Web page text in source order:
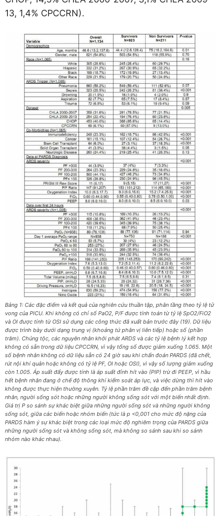
13, 1,4% CPCCRN).
Bảng 1: Các đặc điểm và kết quả của nghiên cứu thuần tập, phân tầng theo tỷ lệ tử
vong của PICU. Khi không có chỉ số PaO2, P/F được tính toán từ tỷ lệ SpO2/FiO2
và OI được tính từ OSI sử dụng các công thức đã xuất bản trước đây (19). Dữ liệu
được trình bày dưới dạng trung vị (khoảng tứ phân vị liên tiếp) hoặc số (phần
trăm). Chủng tộc, các nguyên nhân khởi phát ARDS và các tỷ lệ bệnh lý kết hợp
không có sẵn trong dữ liệu CPCCRN, vì vậy tổng số được giảm xuống 1.065. Một
số bệnh nhân không có dữ liệu sẵn có 24 giờ sau khi chẩn đoán PARDS (đã chết,
rút nội khí quản hoặc không có tỷ lệ PF, OI hoặc OSI), vì vậy số lượng giảm xuống
còn 1.005. Áp suất đẩy được tính là áp suất đỉnh hít vào (PIP) trừ đi PEEP, vì hầu
hết bệnh nhân đang ở chế độ thông khí kiểm soát áp lực, và việc dừng thì hít vào
không được thực hiện thường xuyên. Tỷ lệ phần trăm đề cập đến phần trăm bệnh
nhân, người sống sót hoặc những người không sống sót với một biến nhất định.
Giá trị P so sánh sự khác biệt giữa những người sống sót và những người không
sống sót, giữa các biến hoặc nhóm biến (tức là p <0,001 cho mức độ nặng của
PARDS hàm ý sự khác biệt trong các loại mức độ nghiêm trọng của PARDS giữa
những người sống sót và không sống sót, mà không so sánh sau khi so sánh
nhóm nào khác nhau).